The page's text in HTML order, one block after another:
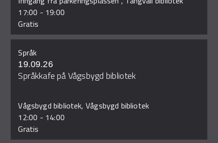
17:00 - 19:00
Gratis
Språk
19.09.26
Språkkafe på Vågsbygd bibliotek
Vågsbygd bibliotek, Vågsbygd bibliotek
12:00 - 14:00
Gratis